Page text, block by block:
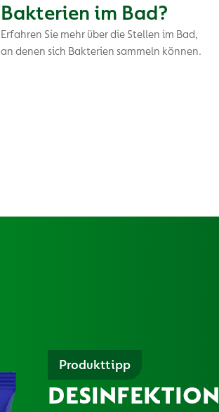
Bakterien im Bad?
Erfahren Sie mehr über die Stellen im Bad,
an denen sich Bakterien sammeln können.
Produkttipp
DESINFEKTION